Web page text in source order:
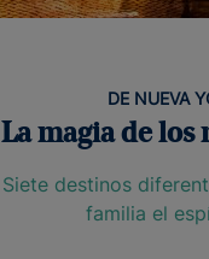
DE NUEVA
La magia de los
Siete destinos
familia el